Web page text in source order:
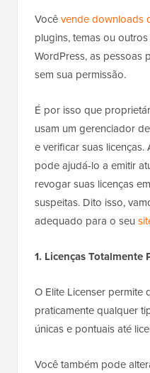
Vocêvende downloads
plugins, temas ou
WordPress, as pessoas
sem sua permissão.
É por isso que
usam um gerenciador
e verificar suas
pode ajudá-lo a emitir
revogar suas licenças
suspeitas. Dito isso,
adequado para o seu
1. Licenças Totalmente
O Elite Licenser permite
praticamente qualquer
únicas e pontuais até
Você também pode